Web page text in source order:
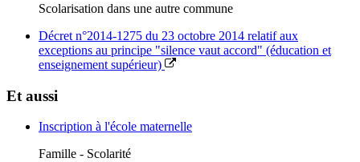
Scolarisation dans une autre commune
Décret n°2014-1275 du 23 octobre 2014 relatif aux
exceptions au principe "silence vaut accord" (éducation et
enseignement supérieur)
Et aussi
Inscription à l'école maternelle
Famille - Scolarité